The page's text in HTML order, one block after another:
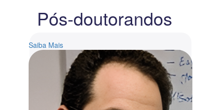
Pós-doutorandos
Saiba Mais